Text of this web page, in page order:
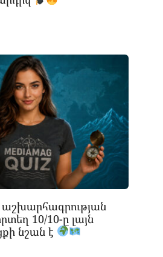
աշխարհագրության
10/10-ը լայն
նշան է